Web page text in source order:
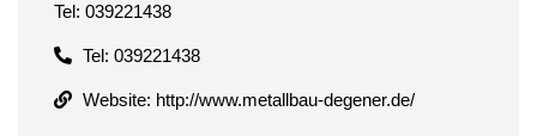
Tel: 039221438
Tel: 039221438
Website: http://www.metallbau-degener.de/